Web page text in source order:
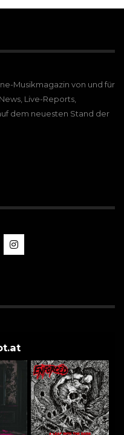
Musikmagazin von und für
Live-Reports,
dem neuesten Stand der